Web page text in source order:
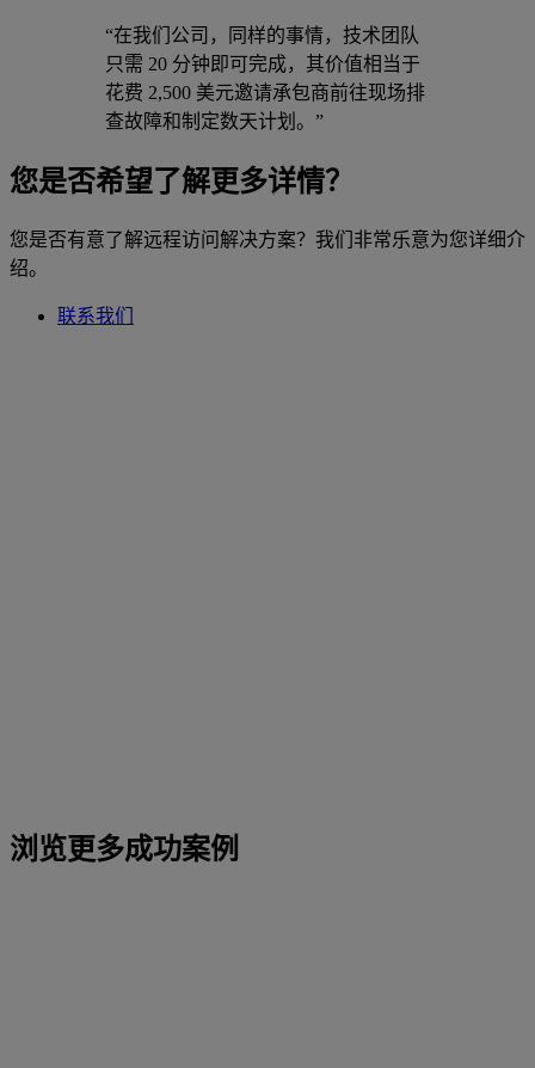
“在我们公司，同样的事情，技术团队
只需 20 分钟即可完成，其价值相当于
花费 2,500 美元邀请承包商前往现场排
查故障和制定数天计划。”
您是否希望了解更多详情？
您是否有意了解远程访问解决方案？我们非常乐意为您详细介
绍。
联系我们
浏览更多成功案例